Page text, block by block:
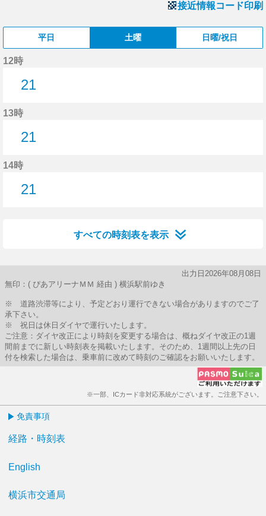
接近情報コード印刷
平日 土曜 日曜/祝日
12時
21
13時
21
14時
21
すべての時刻表を表示
出力日2026年08月08日
無印：( ぴあアリーナＭＭ 経由 ) 横浜駅前ゆき
※ 道路渋滞等により、予定どおり運行できない場合がありますのでご了
承下さい。
※ 祝日は休日ダイヤで運行いたします。
ご注意：ダイヤ改正により時刻を変更する場合は、概ねダイヤ改正の1週
間前までに新しい時刻表を掲載いたします。そのため、1週間以上先の日
付を検索した場合は、乗車前に改めて時刻のご確認をお願いいたします。
※一部、ICカード非対応系統がございます。ご注意下さい。
免責事項
経路・時刻表
English
横浜市交通局